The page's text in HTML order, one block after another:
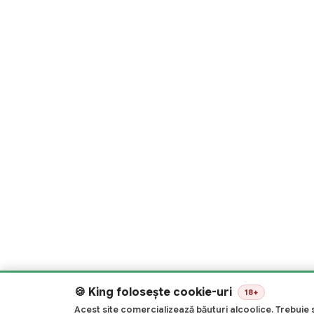
Acest site comercializează băuturi alcoolice. Trebuie